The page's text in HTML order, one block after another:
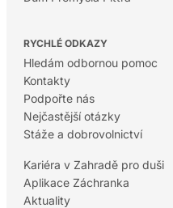
RYCHLÉ ODKAZY
Hledám odbornou pomoc
Kontakty
Podpořte nás
Nejčastější otázky
Stáže a dobrovolnictví
Kariéra v Zahradě pro duši
Aplikace Záchranka
Aktuality